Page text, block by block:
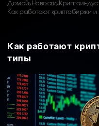
Домой Новости
Как работают криптобиржи и
Как работают
типы